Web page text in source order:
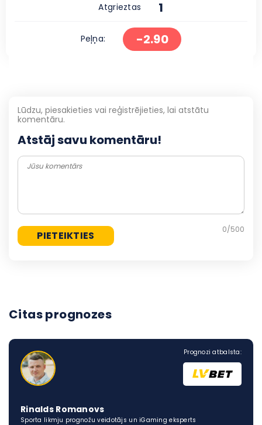
Atgrieztas 1
Peļņa: -2.90
Atstāj savu komentāru!
Lūdzu, piesakieties vai reģistrējieties, lai atstātu
komentāru.
0/500
Citas prognozes
Prognozi atbalsta:
Rinalds Romanovs
Sporta likmju prognožu veidotājs un iGaming eksperts